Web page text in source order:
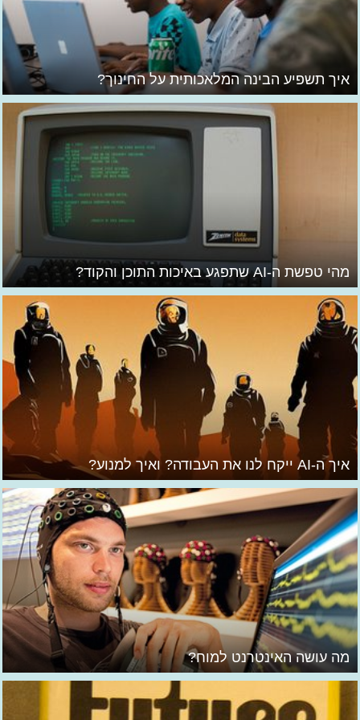
איך תשפיע הבינה המלאכותית על החינוך?
מהי טפשת ה-AI שתפגע באיכות התוכן והקוד?
איך ה-AI ייקח לנו את העבודה? ואיך למנוע?
מה עושה האינטרנט למוח?